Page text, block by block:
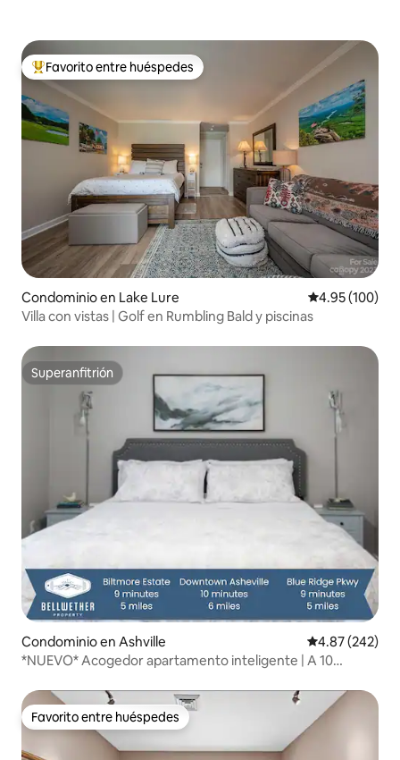
De los mejores en Favorito entre huéspedes
Favorito entre huéspedes
Condominio en Lake Lure Calificación
4.95 (100)
Villa con vistas | Golf en Rumbling Bald y piscinas
Superanfitrión
Superanfitrión
Condominio en Ashville Calificación
4.87 (242)
*NUEVO* Acogedor apartamento inteligente | A 10
Favorito entre huéspedes
Favorito entre huéspedes